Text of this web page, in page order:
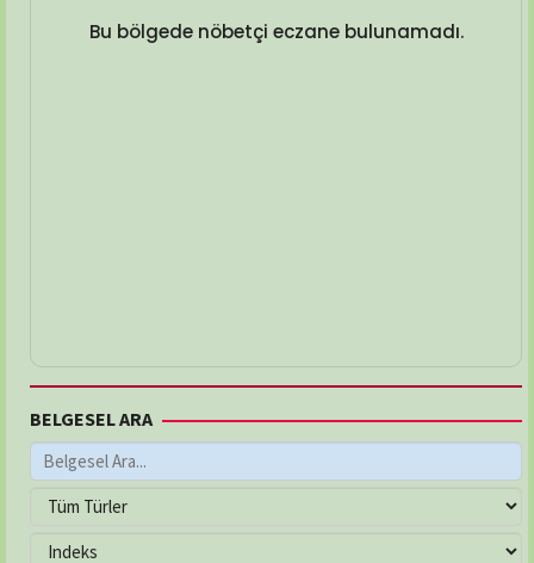
Bu bölgede nöbetçi eczane bulunamadı.
BELGESEL ARA